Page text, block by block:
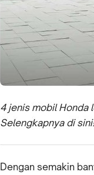
4 jenis mobil Honda
Selengkapnya di sini!
Dengan semakin